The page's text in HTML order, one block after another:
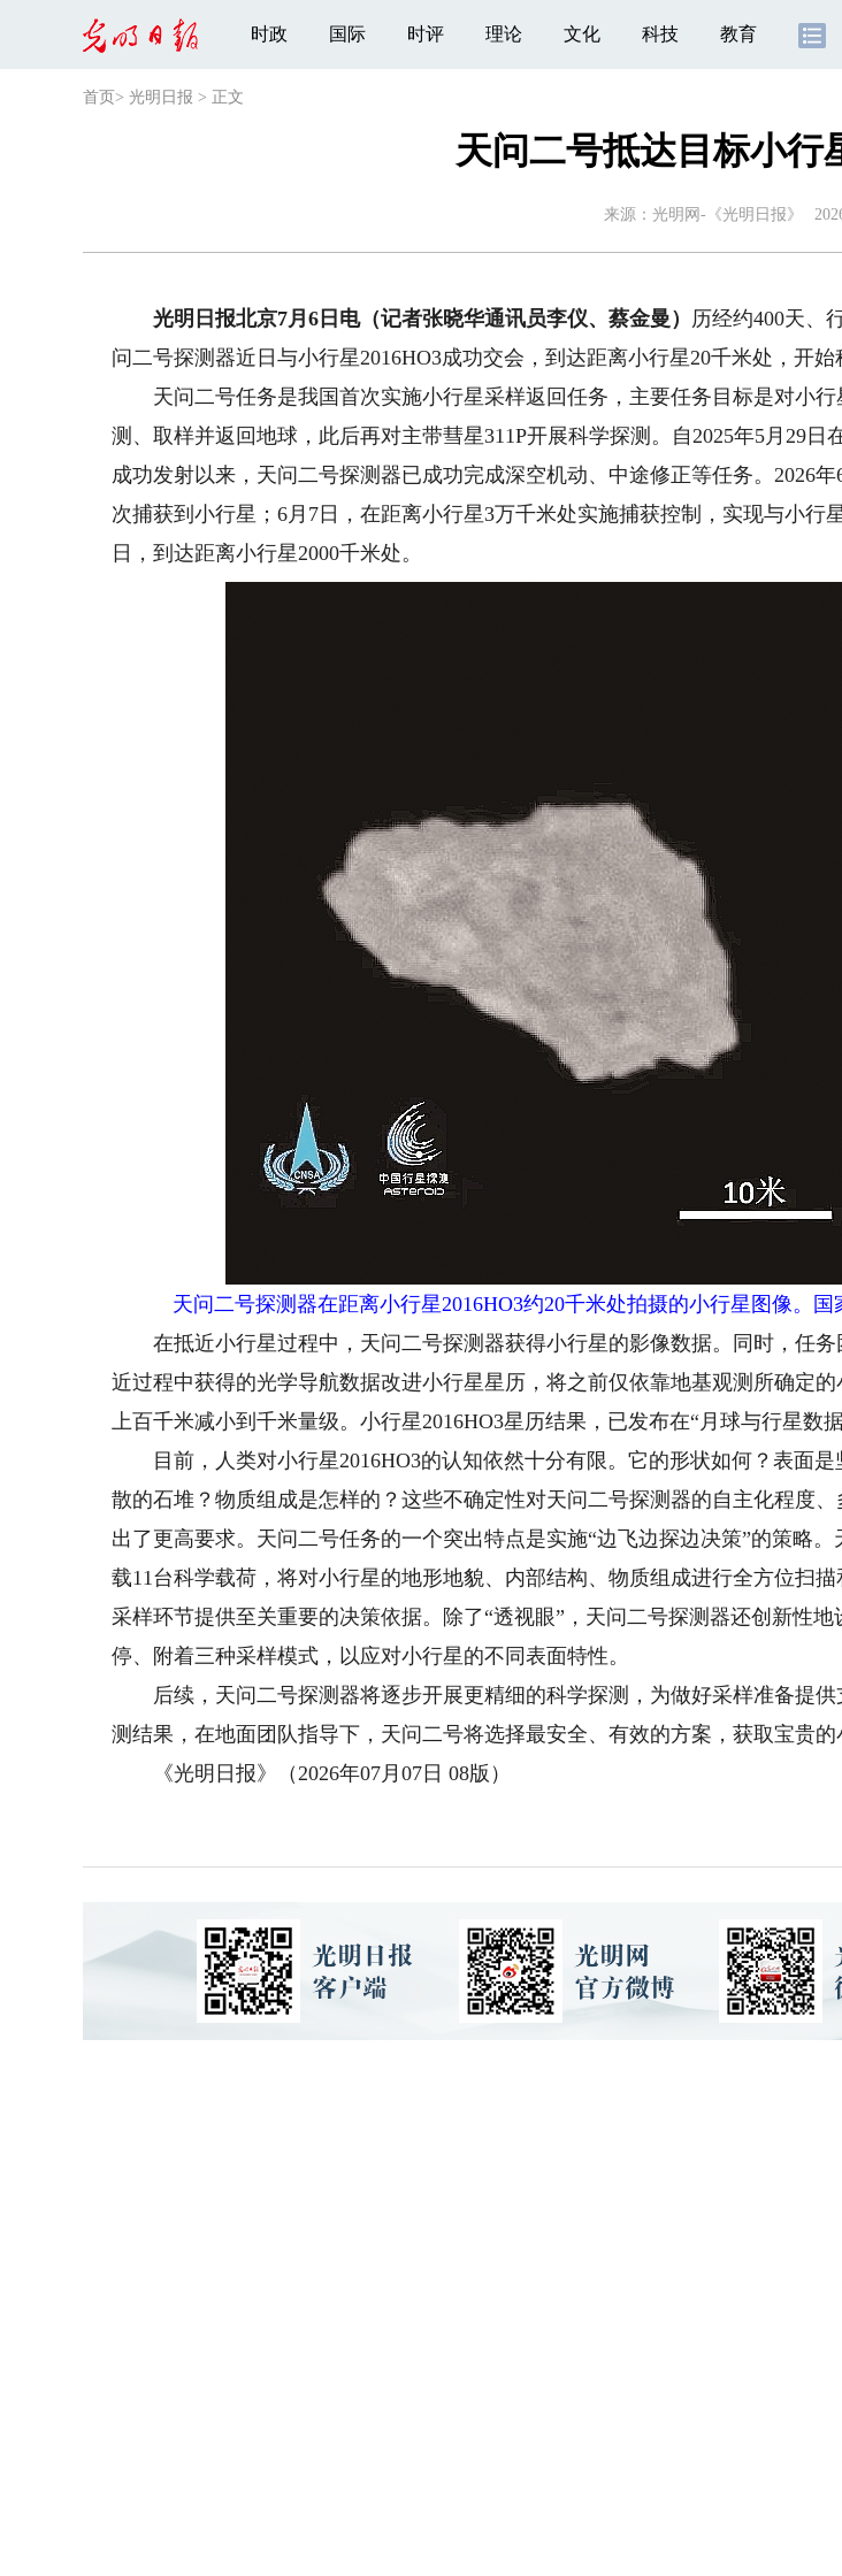
时政 国际 时评 理论 文化 科技 教育
首页 > 光明日报 > 正文
天问二号抵达目标小行
来源： 光明网-《光明日报》
光明日报北京7月6日电（记者张晓华通讯员李仪、蔡金曼） 历经约400天、
问二号探测器近日与小行星2016HO3成功交会，到达距离小行星20千米处，开始
天问二号任务是我国首次实施小行星采样返回任务，主要任务目标是对小行
测、取样并返回地球，此后再对主带彗星311P开展科学探测。自2025年5月29日
成功发射以来，天问二号探测器已成功完成深空机动、中途修正等任务。2026
次捕获到小行星；6月7日，在距离小行星3万千米处实施捕获控制，实现与小行
日，到达距离小行星2000千米处。
天问二号探测器在距离小行星2016HO3约20千米处拍摄的小行星图像。国
在抵近小行星过程中，天问二号探测器获得小行星的影像数据。同时，任务
近过程中获得的光学导航数据改进小行星星历，将之前仅依靠地基观测所确定
上百千米减小到千米量级。小行星2016HO3星历结果，已发布在“月球与行星数据
目前，人类对小行星2016HO3的认知依然十分有限。它的形状如何？表面是
散的石堆？物质组成是怎样的？这些不确定性对天问二号探测器的自主化程度
出了更高要求。天问二号任务的一个突出特点是实施“边飞边探边决策”的策略。
载11台科学载荷，将对小行星的地形地貌、内部结构、物质组成进行全方位扫
采样环节提供至关重要的决策依据。除了“透视眼”，天问二号探测器还创新性地
停、附着三种采样模式，以应对小行星的不同表面特性。
后续，天问二号探测器将逐步开展更精细的科学探测，为做好采样准备提供
测结果，在地面团队指导下，天问二号将选择最安全、有效的方案，获取宝贵的
《光明日报》（2026年07月07日 08版）